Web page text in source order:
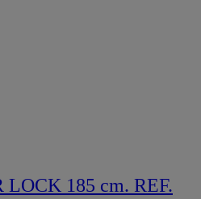
185 cm. REF.